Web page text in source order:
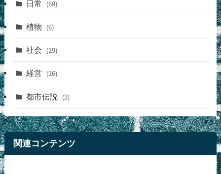
日常 (69)
植物 (6)
社会 (19)
経営 (16)
都市伝説 (3)
関連コンテンツ